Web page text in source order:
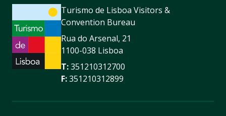
Turismo de Lisboa Visitors &
Convention Bureau
Rua do Arsenal, 21
1100-038 Lisboa
T:351210312700
F:351210312899